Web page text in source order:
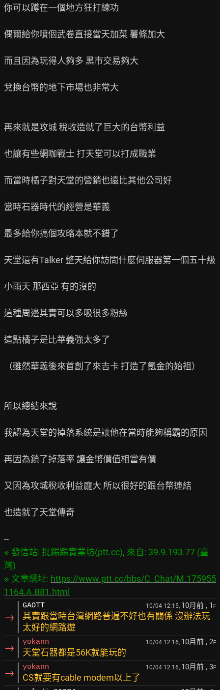
你可以蹲在一個地方狂打練功
偶爾給你噴個武卷直接當天加菜 薯條加大
而且因為玩得人夠多 黑市交易夠大
兌換台幣的地下市場也非常大
再來就是攻城 稅收造就了巨大的台幣利益
也讓有些網咖戰士 打天堂可以打成職業
而當時橘子對天堂的營銷也遠比其他公司好
當時石器時代的經營是華義
最多給你搞個攻略本就不錯了
天堂還有Talker 整天給你訪問什麼伺服器第一個五十級
小雨天 那西亞 有的沒的
這種周邊其實可以多吸很多粉絲
這點橘子是比華義強太多了
（雖然華義後來首創了來吉卡 打造了氪金的始祖）
所以總結來說
我認為天堂的掉落系統是讓他在當時能夠稱霸的原因
再因為鎖了掉落率 讓金幣價值相當有價
又因為攻城稅收利益龐大 所以很好的跟台幣連結
也造就了天堂傳奇
※ 發信站: 批踢踢實業坊(ptt.cc), 來自: 39.9.193.77 (臺
灣)
※ 文章網址: https://www.ptt.cc/bbs/C_Chat/M.175955
1164.A.B81.html
→
GAOTT 10/04 12:15, 10月前 , 1 F
其實跟當時台灣網路普遍不好也有關係 沒辦法玩
太好的網路遊
→ yokann 10/04 12:16, 10月前 , 2F
天堂石器都是56K就能玩的
→ yokann 10/04 12:16, 10月前 , 3F
CS就要有cable modem以上了